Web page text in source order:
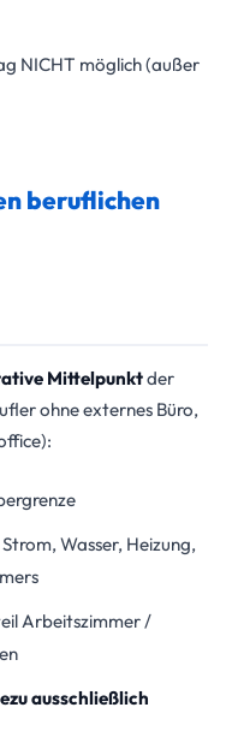
NICHT möglich (außer
beruflichen
Mittelpunktder
ohne externes Büro,
Wasser, Heizung,
Arbeitszimmer /
ausschließlich